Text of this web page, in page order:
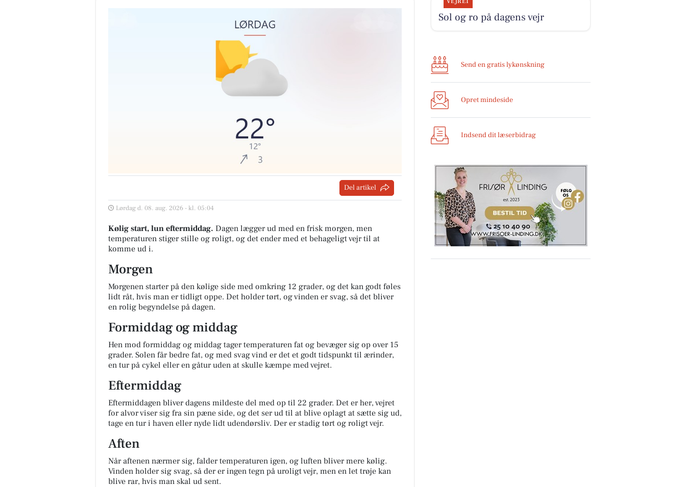
Del artikel
Lørdag d. 08. aug. 2026 - kl. 05:04
Kølig start, lun eftermiddag. Dagen lægger ud med en frisk morgen, men
temperaturen stiger stille og roligt, og det ender med et behageligt vejr til at
komme ud i.
Morgen
Morgenen starter på den kølige side med omkring 12 grader, og det kan godt føles
lidt råt, hvis man er tidligt oppe. Det holder tørt, og vinden er svag, så det bliver
en rolig begyndelse på dagen.
Formiddag og middag
Hen mod formiddag og middag tager temperaturen fat og bevæger sig op over 15
grader. Solen får bedre fat, og med svag vind er det et godt tidspunkt til ærinder,
en tur på cykel eller en gåtur uden at skulle kæmpe med vejret.
Eftermiddag
Eftermiddagen bliver dagens mildeste del med op til 22 grader. Det er her, vejret
for alvor viser sig fra sin pæne side, og det ser ud til at blive oplagt at sætte sig ud,
tage en tur i haven eller nyde lidt udendørsliv. Der er stadig tørt og roligt vejr.
Aften
Når aftenen nærmer sig, falder temperaturen igen, og luften bliver mere kølig.
Vinden holder sig svag, så der er ingen tegn på uroligt vejr, men en let trøje kan
blive rar, hvis man skal ud sent.
Sol og ro på dagens vejr
Send en gratis lykønskning
Opret mindeside
Indsend dit læserbidrag